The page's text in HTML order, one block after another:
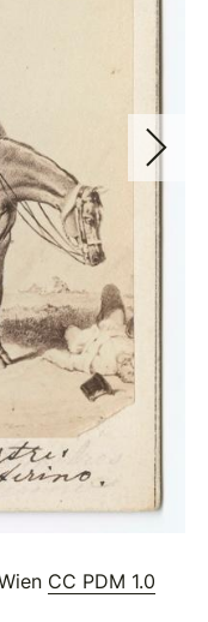
CC PDM 1.0